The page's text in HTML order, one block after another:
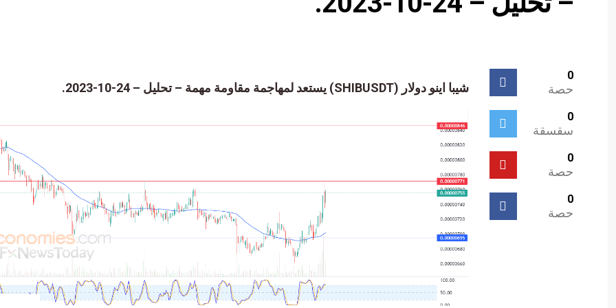
0
حصة
0
سقسقة
0
حصة
0
حصة
شيبا اينو دولار (SHIBUSDT) يستعد لمهاجمة مقاومة مهمة – تحليل – 24-10-2023.